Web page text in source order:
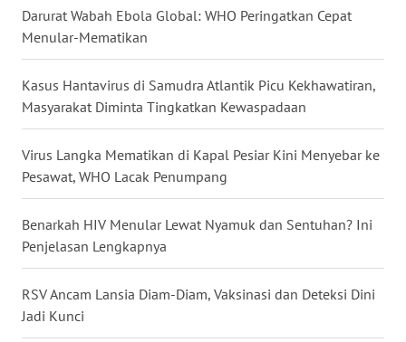
Darurat Wabah Ebola Global: WHO Peringatkan Cepat
Menular-Mematikan
Kasus Hantavirus di Samudra Atlantik Picu Kekhawatiran,
Masyarakat Diminta Tingkatkan Kewaspadaan
Virus Langka Mematikan di Kapal Pesiar Kini Menyebar ke
Pesawat, WHO Lacak Penumpang
Benarkah HIV Menular Lewat Nyamuk dan Sentuhan? Ini
Penjelasan Lengkapnya
RSV Ancam Lansia Diam-Diam, Vaksinasi dan Deteksi Dini
Jadi Kunci
WN
NUSANTARA
WN
JOGJA
WN
JATIM
WN
BALI
WN
KALBAR